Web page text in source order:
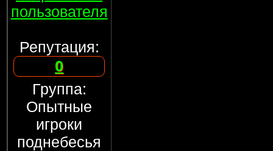
пользователя
Репутация:
0
Группа:
Опытные
игроки
поднебесья